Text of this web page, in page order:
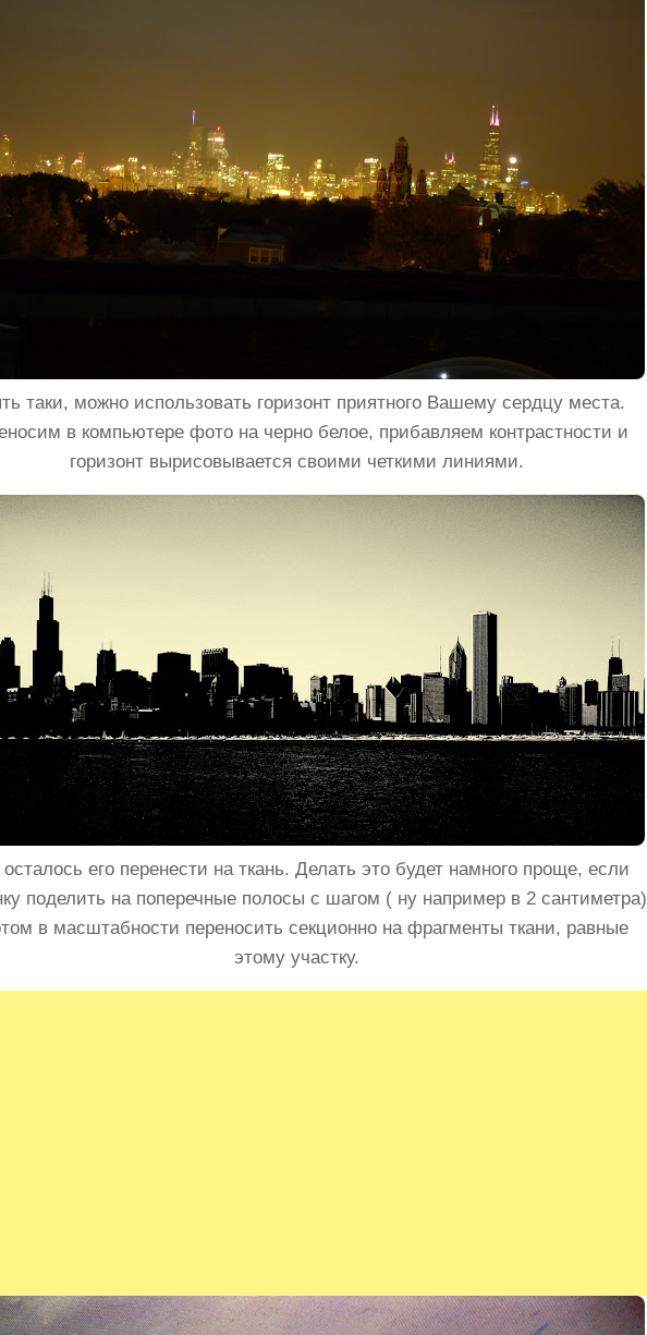
таки, можно использовать горизонт приятного Вашему сердцу места.
в компьютере фото на черно белое, прибавляем контрастности и
горизонт вырисовывается своими четкими линиями.
его перенести на ткань. Делать это будет намного проще, если
поделить на поперечные полосы с шагом ( ну например в 2 сантиметра)
в масштабности переносить секционно на фрагменты ткани, равные
этому участку.